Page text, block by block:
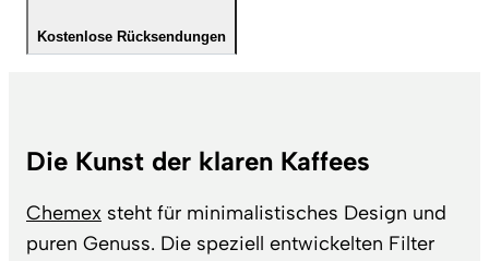
Kostenlose Rücksendungen
Die Kunst der klaren Kaffees
Chemex steht für minimalistisches Design und
puren Genuss. Die speziell entwickelten Filter